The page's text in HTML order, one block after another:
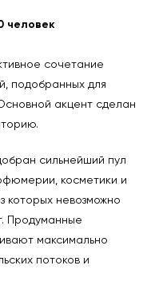
человек
сочетание
подобранных для
акцент сделан
сильнейший пул
косметики и
которых невозможно
Продуманные
максимально
потоков и